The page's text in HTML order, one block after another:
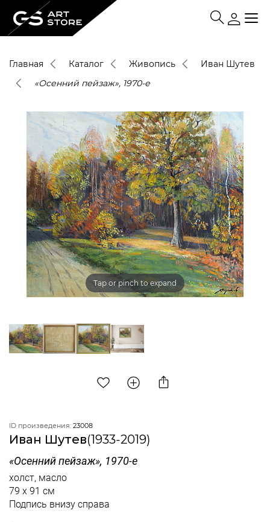
Главная Каталог Живопись
Иван Шутев
«Осенний пейзаж», 1970-е
Tap or pinch to expand
ID произведения: 23008
Иван Шутев(1933-2019)
«Осенний пейзаж», 1970-е
холст, масло
79 x 91 см
Подпись внизу справа